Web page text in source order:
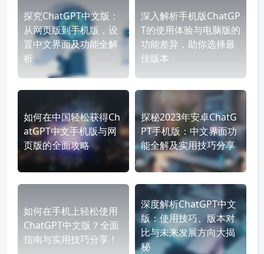
探究ChatGPT中文版：
从网页版到手机版，设
置中文界面及功能全解
析
深入解析手机版ChatGP
T的使用体验与电脑版的
功能差异，助你选择最
佳版本
如何在中国轻松获得Ch
atGPT中文手机版与网
页版的全面攻略
探秘2023年安卓ChatG
PT手机版：中文界面功
能全解及实用技巧分享
如何在手机上轻松使用
ChatGPT中文版？全面
指南与实用技巧分享！
深度解析ChatGPT中文
版：使用技巧、版本对
比与未来发展方向大揭
秘